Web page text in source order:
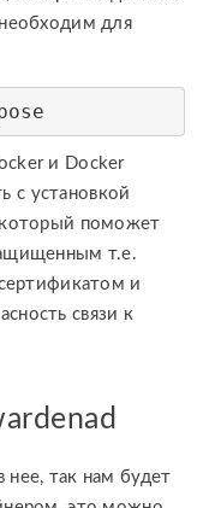
для
и Docker
с установкой
который поможет
т.е.
и
связи к
так нам будет